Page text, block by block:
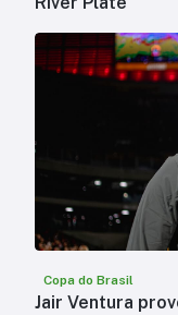
Copa do Brasil
Jair Ventura